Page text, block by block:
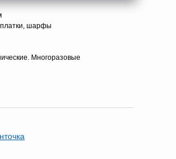
шарфы
Многоразовые